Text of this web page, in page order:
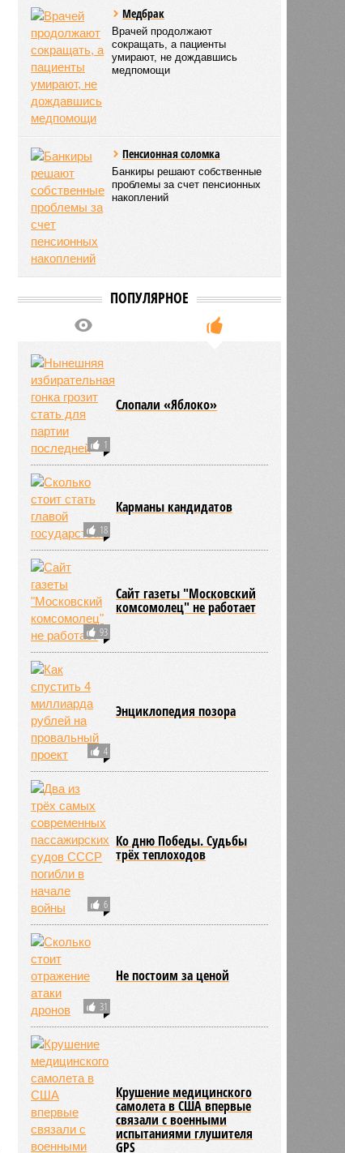
Mедбрак
Врачей продолжают
сокращать, а пациенты
умирают, не дождавшись
медпомощи
Пенсионная соломка
Банкиры решают собственные
проблемы за счет пенсионных
накоплений
ПОПУЛЯРНОЕ
1
Слопали «Яблоко»
18
Карманы кандидатов
93
Сайт газеты "Московский
комсомолец" не работает
4
Энциклопедия позора
6
Ко дню Победы. Судьбы
трёх теплоходов
31
Не постоим за ценой
Крушение медицинского
самолета в США впервые
связали с военными
испытаниями глушителя
GPS